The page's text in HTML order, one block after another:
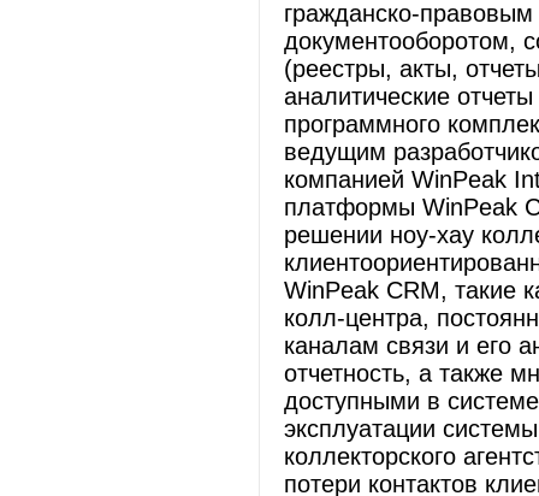
гражданско-
документооборотом,
(реестры, акты,
аналитические
программного
ведущим
компанией WinPeak
платформы WinPeak
решении ноу-хау
WinPeak CRM, такие
колл-центра,
каналам связи и его
отчетность, а также
доступными в
эксплуатации
коллекторского
потери контактов